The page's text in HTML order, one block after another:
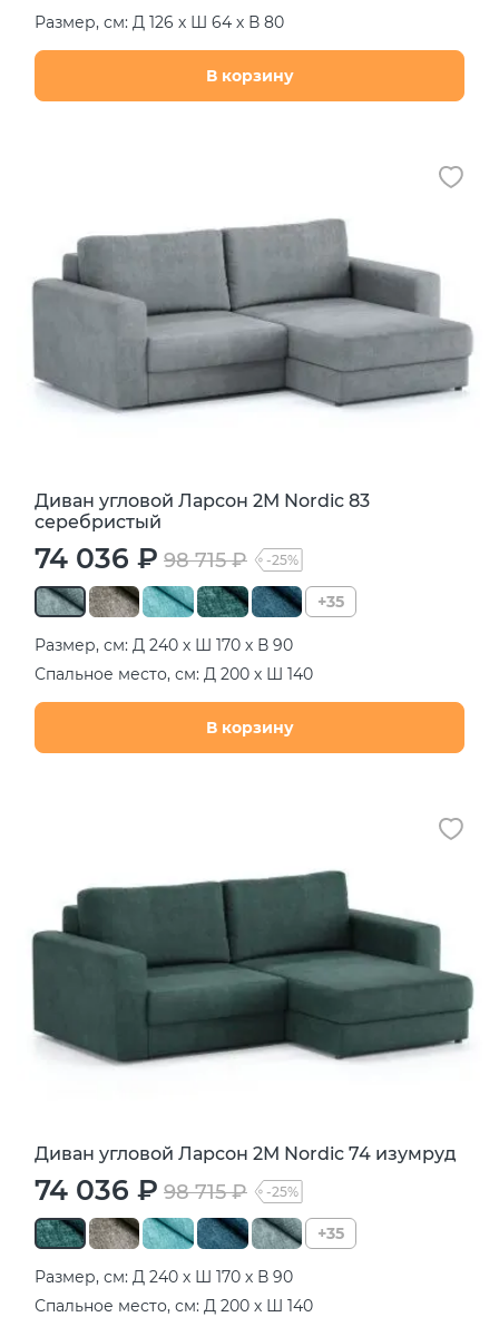
Размер, см: Д 126 х Ш 64 х В 80
В корзину
Диван угловой Ларсон 2М Nordic 83
серебристый
74 036 ₽ 98 715 ₽ -25%
+35
Размер, см: Д 240 х Ш 170 х В 90
Спальное место, см: Д 200 х Ш 140
В корзину
Диван угловой Ларсон 2М Nordic 74 изумруд
74 036 ₽ 98 715 ₽ -25%
+35
Размер, см: Д 240 х Ш 170 х В 90
Спальное место, см: Д 200 х Ш 140